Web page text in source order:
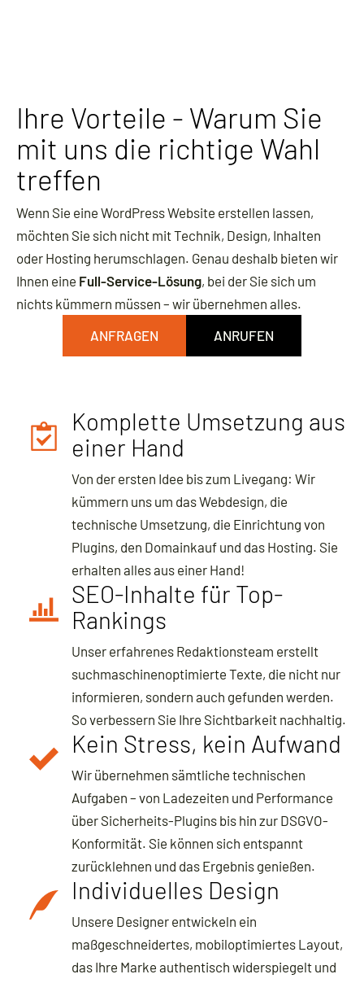
Ihre Vorteile - Warum Sie
mit uns die richtige Wahl
treffen
Wenn Sie eine WordPress Website erstellen lassen,
möchten Sie sich nicht mit Technik, Design, Inhalten
oder Hosting herumschlagen. Genau deshalb bieten wir
Ihnen eine Full-Service-Lösung, bei der Sie sich um
nichts kümmern müssen – wir übernehmen alles.
ANFRAGEN
ANRUFEN
Komplette Umsetzung aus
einer Hand
Von der ersten Idee bis zum Livegang: Wir
kümmern uns um das Webdesign, die
technische Umsetzung, die Einrichtung von
Plugins, den Domainkauf und das Hosting. Sie
erhalten alles aus einer Hand!
SEO-Inhalte für Top-
Rankings
Unser erfahrenes Redaktionsteam erstellt
suchmaschinenoptimierte Texte, die nicht nur
informieren, sondern auch gefunden werden.
So verbessern Sie Ihre Sichtbarkeit nachhaltig.
Kein Stress, kein Aufwand
Wir übernehmen sämtliche technischen
Aufgaben – von Ladezeiten und Performance
über Sicherheits-Plugins bis hin zur DSGVO-
Konformität. Sie können sich entspannt
zurücklehnen und das Ergebnis genießen.
Individuelles Design
Unsere Designer entwickeln ein
maßgeschneidertes, mobiloptimiertes Layout,
das Ihre Marke authentisch widerspiegelt und